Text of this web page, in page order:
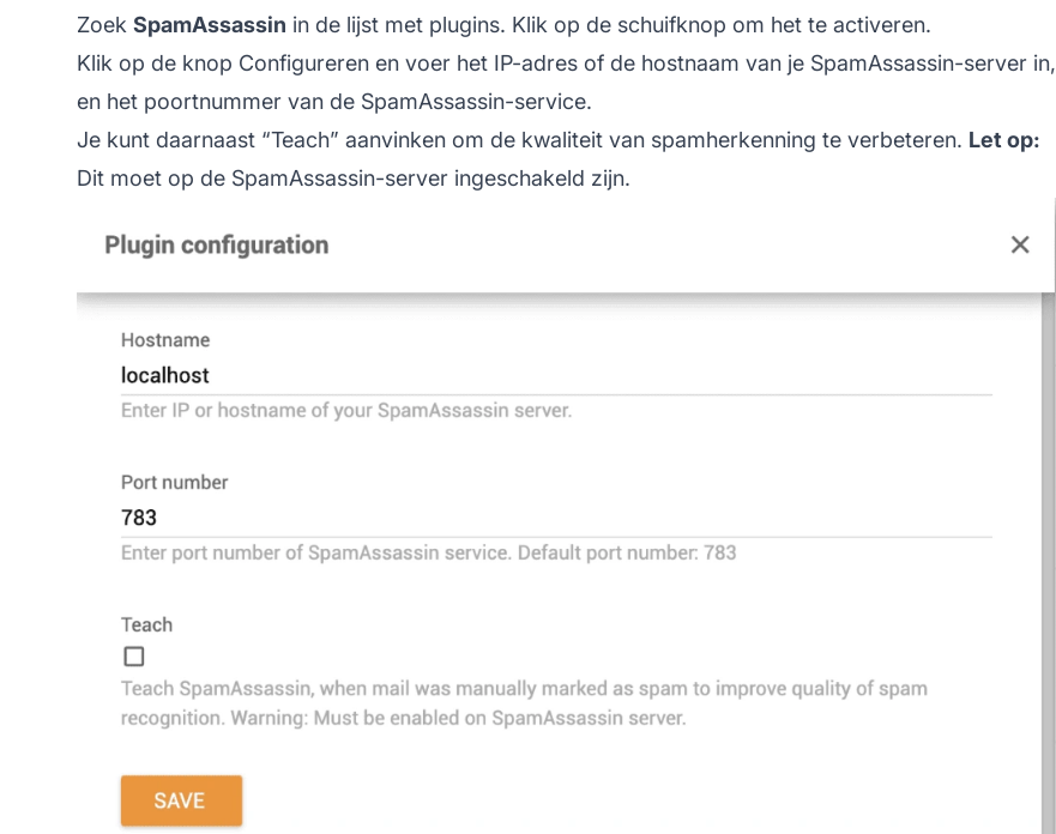
Zoek SpamAssassin in de lijst met plugins. Klik op de schuifknop om het te activeren.
Klik op de knop Configureren en voer het IP-adres of de hostnaam van je SpamAssassin-server in,
en het poortnummer van de SpamAssassin-service.
Je kunt daarnaast “Teach” aanvinken om de kwaliteit van spamherkenning te verbeteren. Let op:
Dit moet op de SpamAssassin-server ingeschakeld zijn.